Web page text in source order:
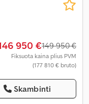
950 €149 950 €
Fiksuota kaina plius PVM
(177 810 € bruto)
Skambinti